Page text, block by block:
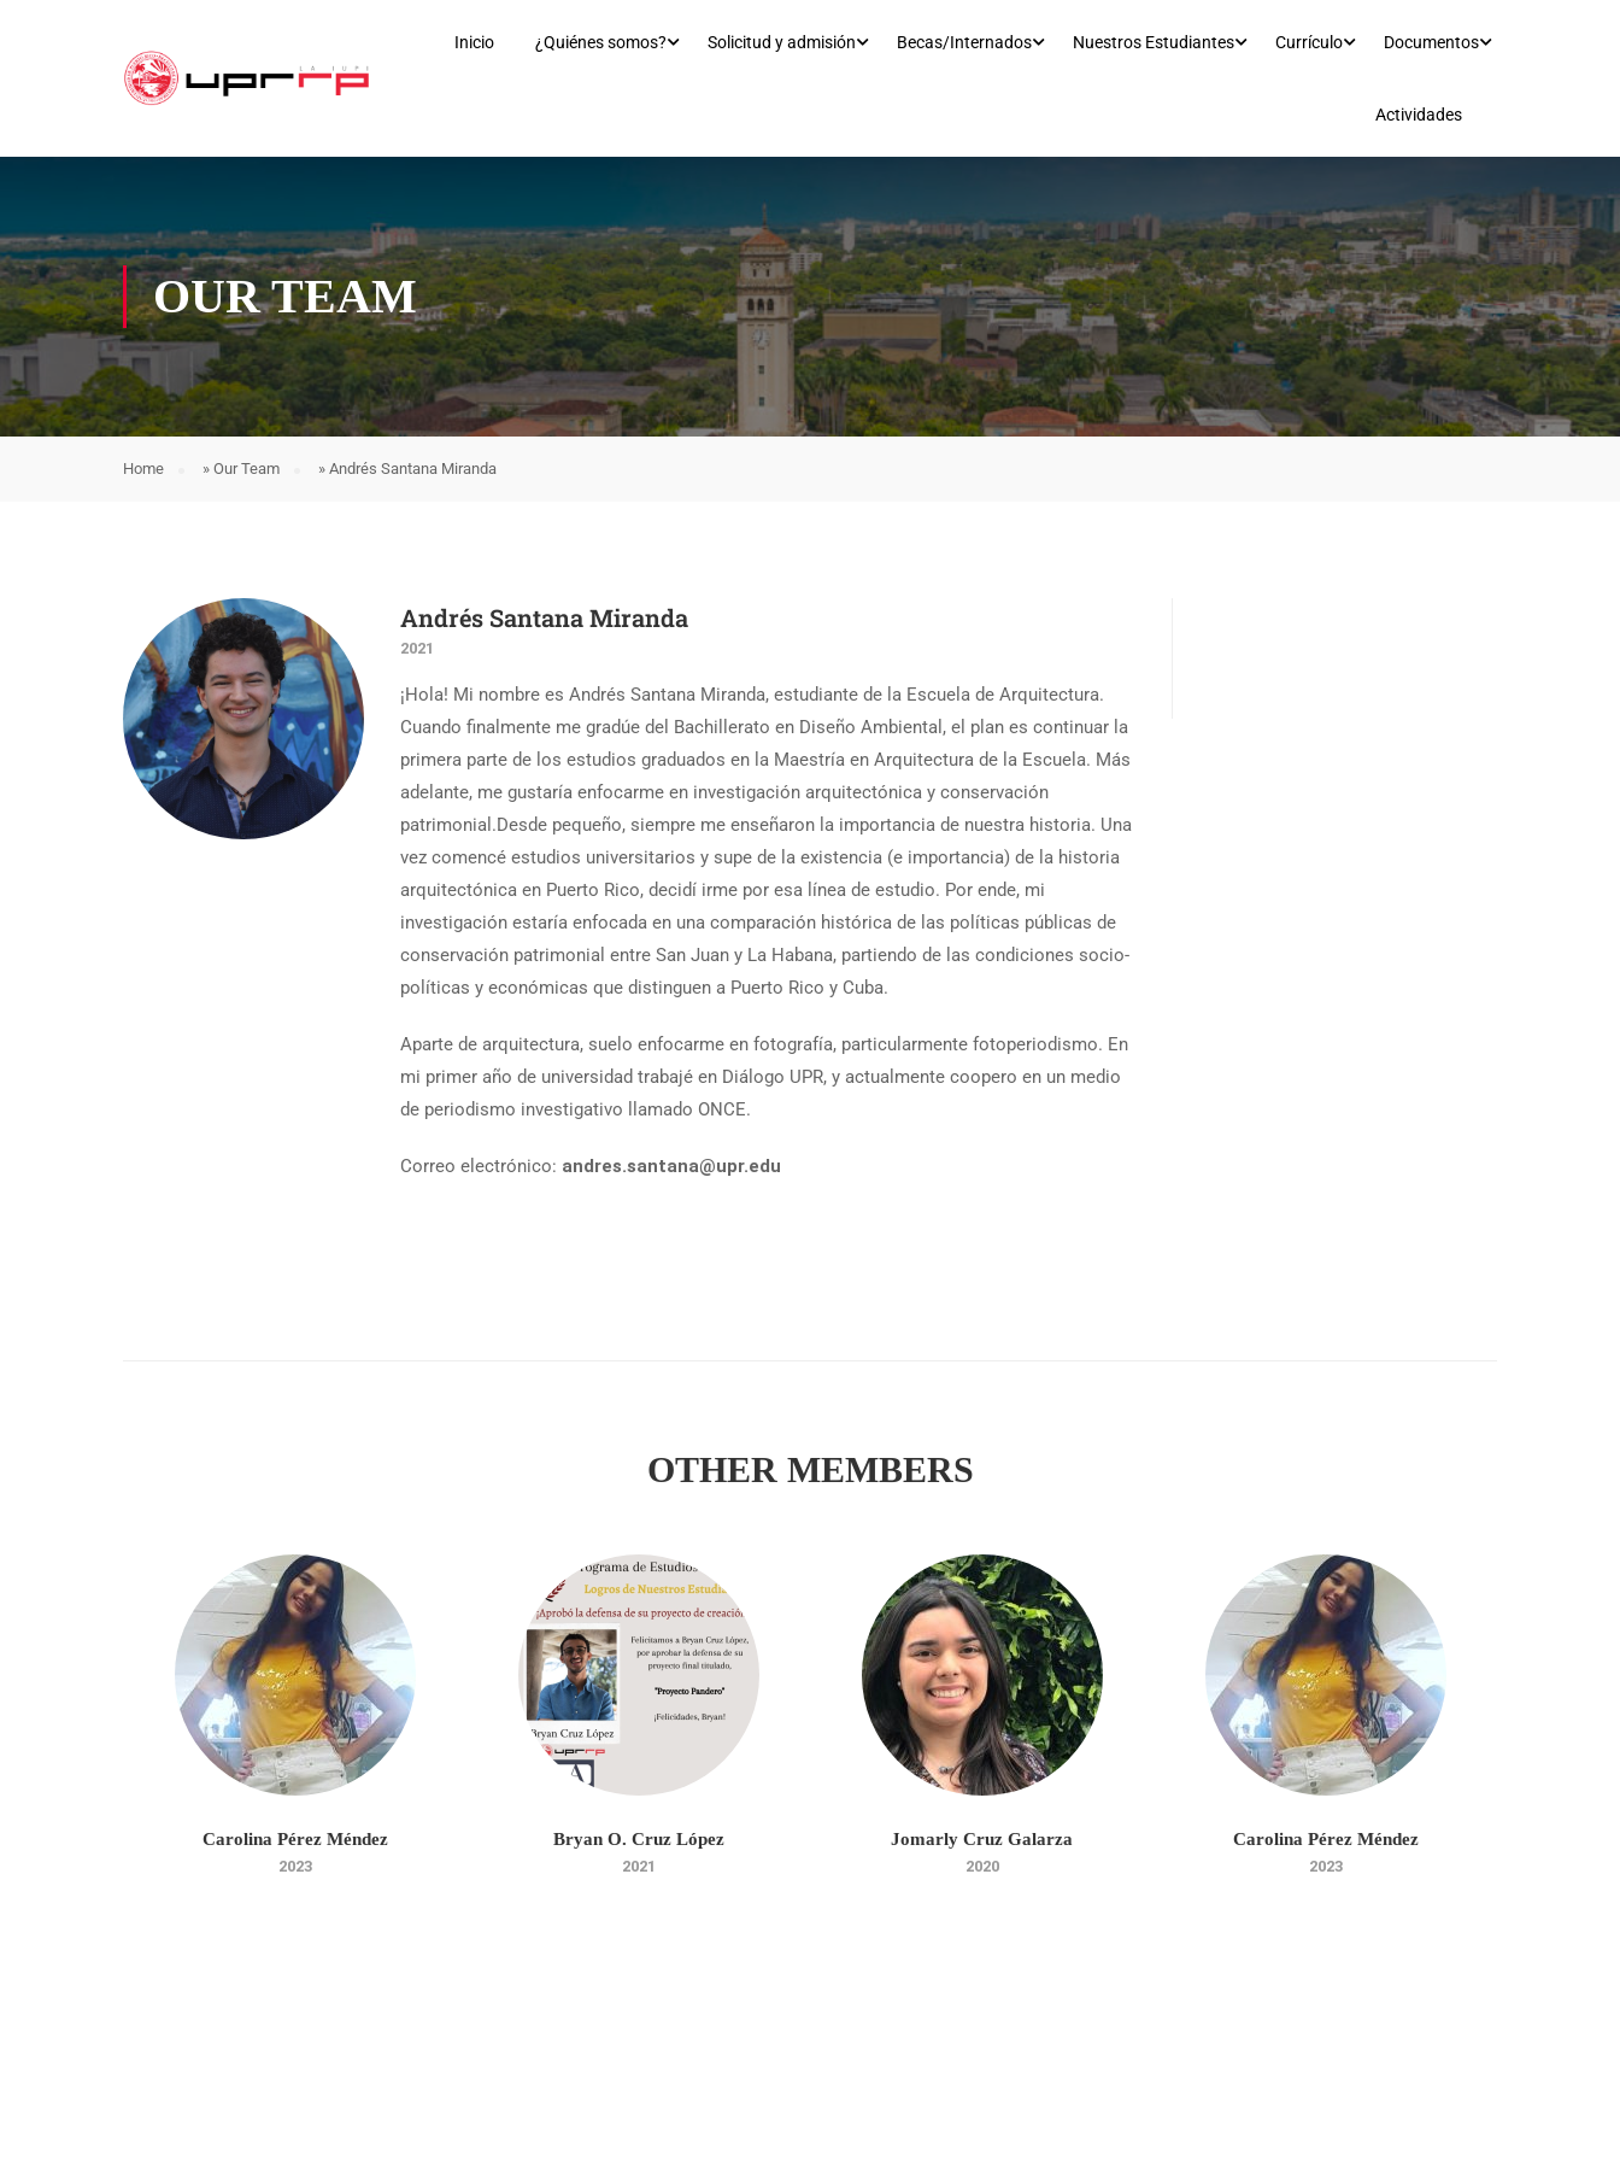
Inicio ¿Quiénes somos? Solicitud y admisión Becas/Internados Nuestros Estudiantes Currículo Documentos
Actividades
OUR TEAM
Home » Our Team » Andrés Santana Miranda
Andrés Santana Miranda
2021
¡Hola! Mi nombre es Andrés Santana Miranda, estudiante de la Escuela de Arquitectura.
Cuando finalmente me gradúe del Bachillerato en Diseño Ambiental, el plan es continuar la
primera parte de los estudios graduados en la Maestría en Arquitectura de la Escuela. Más
adelante, me gustaría enfocarme en investigación arquitectónica y conservación
patrimonial.Desde pequeño, siempre me enseñaron la importancia de nuestra historia. Una
vez comencé estudios universitarios y supe de la existencia (e importancia) de la historia
arquitectónica en Puerto Rico, decidí irme por esa línea de estudio. Por ende, mi
investigación estaría enfocada en una comparación histórica de las políticas públicas de
conservación patrimonial entre San Juan y La Habana, partiendo de las condiciones socio-
políticas y económicas que distinguen a Puerto Rico y Cuba.
Aparte de arquitectura, suelo enfocarme en fotografía, particularmente fotoperiodismo. En
mi primer año de universidad trabajé en Diálogo UPR, y actualmente coopero en un medio
de periodismo investigativo llamado ONCE.
Correo electrónico: andres.santana@upr.edu
OTHER MEMBERS
Carolina Pérez Méndez
2023
Bryan O. Cruz López
2021
Jomarly Cruz Galarza
2020
Carolina Pérez Méndez
2023